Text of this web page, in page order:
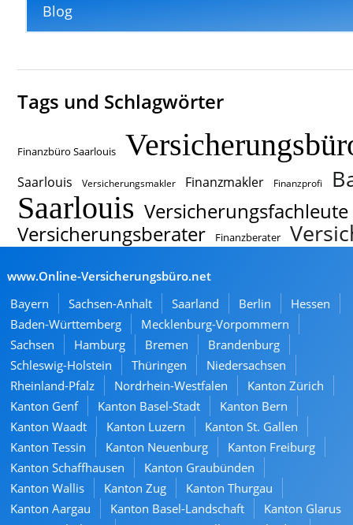
Blog
Tags und Schlagwörter
Finanzbüro Saarlouis
Saarlouis Versicherungsmakler Finanzmakler Finanzprofi
Saarlouis Versicherungsfachleute
Versicherungsberater
Finanzberater
www.Online-Versicherungsbüro.net
Bayern
Sachsen-Anhalt Saarland Berlin
Hessen
Baden-Württemberg
Mecklenburg-Vorpommern
Sachsen
Hamburg Bremen
Brandenburg
Schleswig-Holstein
Thüringen
Niedersachsen
Rheinland-Pfalz
Nordrhein-Westfalen
Kanton Zürich
Kanton Genf
Kanton Basel-Stadt
Kanton Bern
Kanton Waadt
Kanton Luzern
Kanton St. Gallen
Kanton Tessin
Kanton Neuenburg
Kanton Freiburg
Kanton Schaffhausen
Kanton Graubünden
Kanton Wallis
Kanton Zug
Kanton Thurgau
Kanton Aargau
Kanton Basel-Landschaft
Kanton Glarus